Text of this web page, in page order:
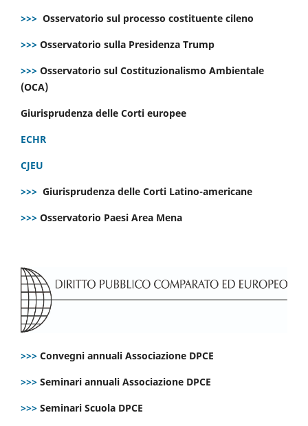
>>> Osservatorio sul processo costituente cileno
>>> Osservatorio sulla Presidenza Trump
>>> Osservatorio sul Costituzionalismo Ambientale
(OCA)
Giurisprudenza delle Corti europee
ECHR
CJEU
>>> Giurisprudenza delle Corti Latino-americane
>>> Osservatorio Paesi Area Mena
>>> Convegni annuali Associazione DPCE
>>> Seminari annuali Associazione DPCE
>>> Seminari Scuola DPCE